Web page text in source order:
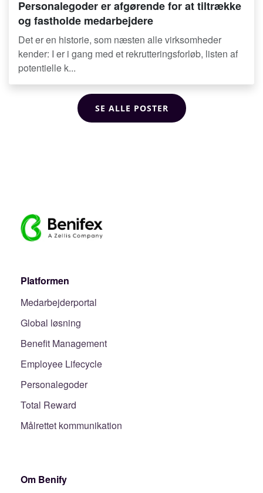
Personalegoder er afgørende for at tiltrække
og fastholde medarbejdere
Det er en historie, som næsten alle virksomheder
kender: I er i gang med et rekrutteringsforløb, listen af
potentielle k...
SE ALLE POSTER
Platformen
Medarbejderportal
Global løsning
Benefit Management
Employee Lifecycle
Personalegoder
Total Reward
Målrettet kommunikation
Om Benify